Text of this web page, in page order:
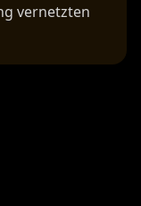
vernetzten